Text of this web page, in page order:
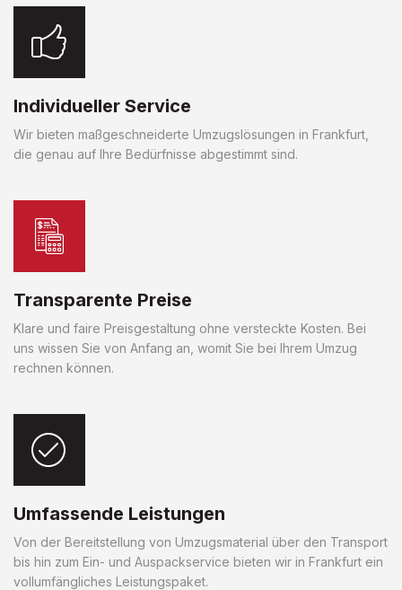
Individueller Service
Wir bieten maßgeschneiderte Umzugslösungen in Frankfurt,
die genau auf Ihre Bedürfnisse abgestimmt sind.
Transparente Preise
Klare und faire Preisgestaltung ohne versteckte Kosten. Bei
uns wissen Sie von Anfang an, womit Sie bei Ihrem Umzug
rechnen können.
Umfassende Leistungen
Von der Bereitstellung von Umzugsmaterial über den Transport
bis hin zum Ein- und Auspackservice bieten wir in Frankfurt ein
vollumfängliches Leistungspaket.